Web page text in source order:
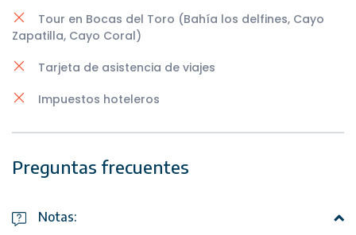
Tour en Bocas del Toro (Bahía los delfines, Cayo
Zapatilla, Cayo Coral)
Tarjeta de asistencia de viajes
Impuestos hoteleros
Preguntas frecuentes
Notas: